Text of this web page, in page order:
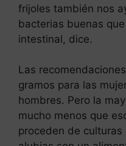
frijoles también nos
bacterias buenas
intestinal, dice.
Las
gramos para las
hombres. Pero la
mucho menos que
proceden de culturas